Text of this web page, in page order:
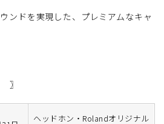
ンドを実現した、プレミアムなキャ
〗
ヘッドホン・Rolandオリジナル